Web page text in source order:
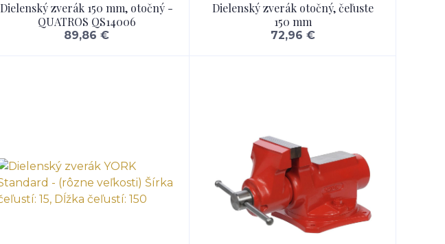
Dielenský zverák 150 mm, otočný -
QUATROS QS14006
89,86 €
Dielenský zverák otočný, čeľuste
150 mm
72,96 €